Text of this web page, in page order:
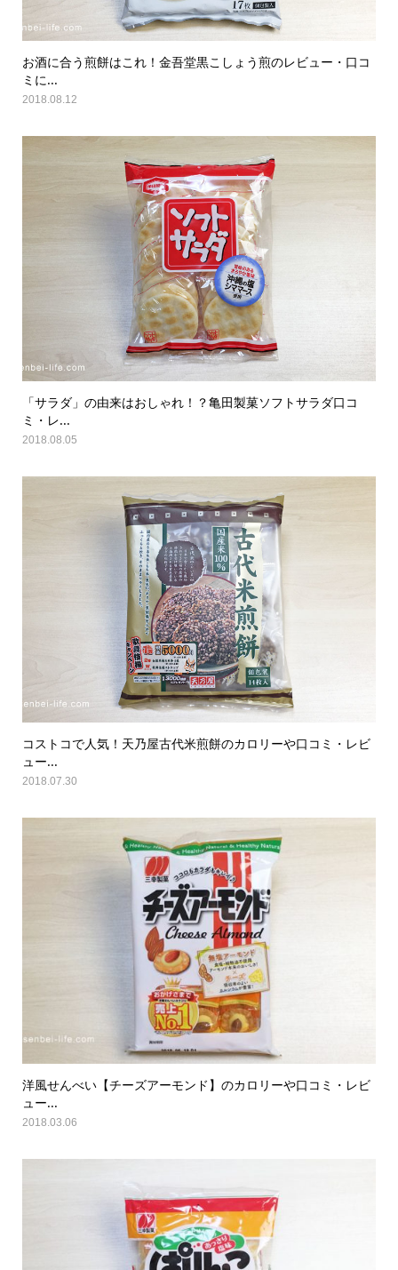
お酒に合う煎餅はこれ！金吾堂黒こしょう煎のレビュー・口コ
ミに...
2018.08.12
「サラダ」の由来はおしゃれ！？亀田製菓ソフトサラダ口コ
ミ・レ...
2018.08.05
コストコで人気！天乃屋古代米煎餅のカロリーや口コミ・レビ
ュー...
2018.07.30
洋風せんべい【チーズアーモンド】のカロリーや口コミ・レビ
ュー...
2018.03.06